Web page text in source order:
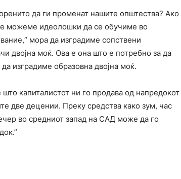
да ги променат нашите општества? Ако
можеме идеолошки да се обучиме во
мора да изградиме сопствени
двојна моќ. Ова е она што е потребно за да
изградиме образовна двојна моќ.
капиталистот ни го продава од напредокот
две децении. Преку средства како зум, час
во средниот запад на САД може да го